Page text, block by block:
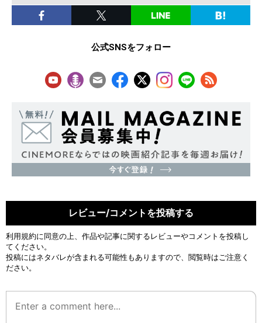
公式SNSをフォロー
レビュー/コメントを投稿する
利用規約に同意の上、作品や記事に関するレビューやコメントを投稿し
てください。
投稿にはネタバレが含まれる可能性もありますので、閲覧時はご注意く
ださい。